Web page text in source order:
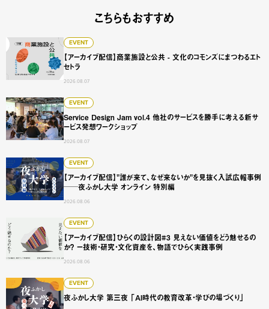
こちらもおすすめ
EVENT
【アーカイブ配信】商業施設と公共 - 文化のコモンズにまつわるエト
セトラ
2026.08.07
【アーカイブ配信】商業施設と公共 - 文化のコモンズにまつ
EVENT
Service Design Jam vol.4 他社のサービスを勝手に考える新サ
ービス発想ワークショップ
2026.08.07
Service Design Jam vol.4 他社のサービスを勝手に考える
EVENT
【アーカイブ配信】"誰が来て、なぜ来ないか"を見抜く入試広報事例
──夜ふかし大学 オンライン 特別編
2026.08.06
【アーカイブ配信】"誰が来て、なぜ来ないか"を見抜く入
EVENT
【アーカイブ配信】ひらくの設計図#3 見えない価値をどう魅せるの
か？ ー技術・研究・文化資産を、物語でひらく実践事例
2026.08.06
【アーカイブ配信】ひらくの設計図#3 見えない価値をどう
EVENT
夜ふかし大学 第三夜 「AI時代の教育改革・学びの場づくり」
夜ふかし大学 第三夜 「AI時代の教育改革・学びの場づくり」